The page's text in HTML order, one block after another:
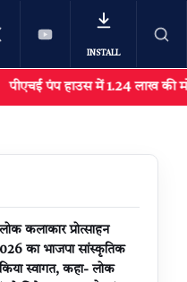
INSTALL
1.24 लाख की मोटर पंप चोरी का
कलाकार प्रोत्साहन
का भाजपा सांस्कृतिक
किया स्वागत, कहा- लोक